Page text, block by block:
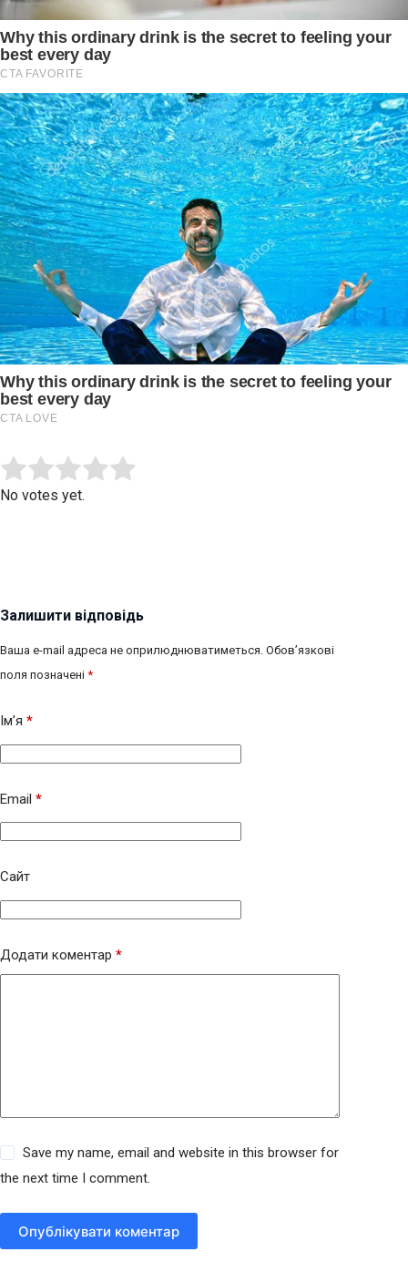
Rate this item:
No votes yet.
Залишити відповідь
Ваша e-mail адреса не оприлюднюватиметься. Обов’язкові
поля позначені *
Ім’я *
Email *
Сайт
Додати коментар *
Save my name, email and website in this browser for
the next time I comment.
Опублікувати коментар